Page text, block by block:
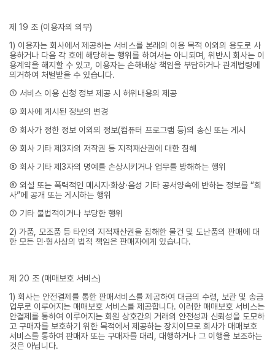
제 19 조 (이용자의 의무)
1) 이용자는 회사에서 제공하는 서비스를 본래의 이용 목적 이외의 용도로 사
용하거나 다음 각 호에 해당하는 행위를 하여서는 아니되며, 위반시 회사는 이
용계약을 해지할 수 있고, 이용자는 손해배상 책임을 부담하거나 관계법령에
의거하여 처벌받을 수 있습니다.
① 서비스 이용 신청 정보 제공 시 허위내용의 제공
② 회사에 게시된 정보의 변경
③ 회사가 정한 정보 이외의 정보(컴퓨터 프로그램 등)의 송신 또는 게시
④ 회사 기타 제3자의 저작권 등 지적재산권에 대한 침해
⑤ 회사 기타 제3자의 명예를 손상시키거나 업무를 방해하는 행위
⑥ 외설 또는 폭력적인 메시지·화상·음성 기타 공서양속에 반하는 정보를 “회
사”에 공개 또는 게시하는 행위
⑦ 기타 불법적이거나 부당한 행위
2) 가품, 모조품 등 타인의 지적재산권을 침해한 물건 및 도난품의 판매에 대
한 모든 민·형사상의 법적 책임은 판매자에게 있습니다.
제 20 조 (매매보호 서비스)
1) 회사는 안전결제를 통한 판매서비스를 제공하여 대금의 수령, 보관 및 송금
업무로 이루어지는 매매보호 서비스를 제공합니다. 이러한 매매보호 서비스는
안결제를 통하여 이루어지는 회원 상호간의 거래의 안전성과 신뢰성을 도모하
고 구매자를 보호하기 위한 목적에서 제공하는 장치이므로 회사가 매매보호
서비스를 통하여 판매자 또는 구매자를 대리, 대행하거나 그 이행을 보조하는
것은 아닙니다.